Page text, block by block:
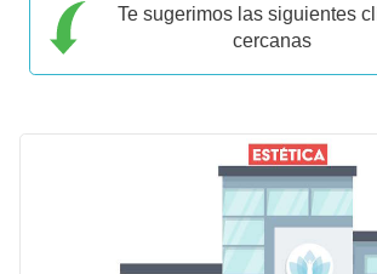
Te sugerimos las siguientes
cercanas